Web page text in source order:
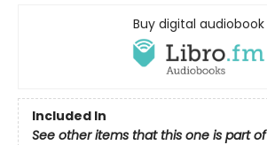
Buy digital audiobook
Included In
See other items that this one is part of